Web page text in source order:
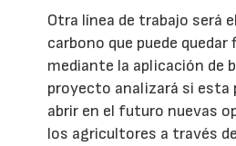
Otra línea de trabajo será
carbono que puede quedar
mediante la aplicación de
proyecto analizará si esta
abrir en el futuro nuevas
los agricultores a través